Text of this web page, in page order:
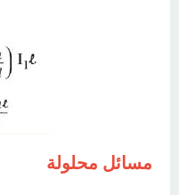
مسائل محلولة